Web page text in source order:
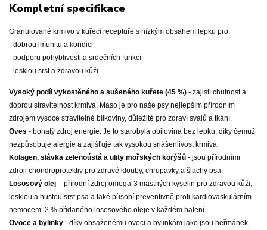
Kompletní specifikace
Granulované krmivo v kuřecí receptuře s nízkým obsahem lepku pro:
- dobrou imunitu a kondici
- podporu pohyblivosti a srdečních funkcí
- lesklou srst a zdravou kůži
Vysoký podíl vykostěného a sušeného kuřete (45 %) - zajistí chutnost a
dobrou stravitelnost krmiva. Maso je pro naše psy nejlepším přírodním
zdrojem vysoce stravitelné bílkoviny, důležité pro zdraví svalů a tkání.
Oves - bohatý zdroj energie. Je to starobylá obilovina bez lepku, díky čemuž
nezpůsobuje alergie a zajišťuje tak vysokou snášenlivost krmiva.
Kolagen, slávka zelenoústá a ulity mořských korýšů - jsou přírodními
zdroji chondroprotektiv pro zdravé klouby, chrupavky a šlachy psa.
Lososový olej – přírodní zdroj omega-3 mastných kyselin pro zdravou kůži,
lesklou a hustou srst psa a také působí preventivně proti kardiovaskulárním
nemocem. 2 % přidaného lososového oleje v každém balení.
Ovoce a bylinky - díky obsaženému ovoci a bylinkám jako jsou heřmánek,